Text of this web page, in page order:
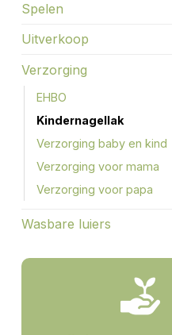
Spelen
Uitverkoop
Verzorging
EHBO
Kindernagellak
Verzorging baby en kind
Verzorging voor mama
Verzorging voor papa
Wasbare luiers